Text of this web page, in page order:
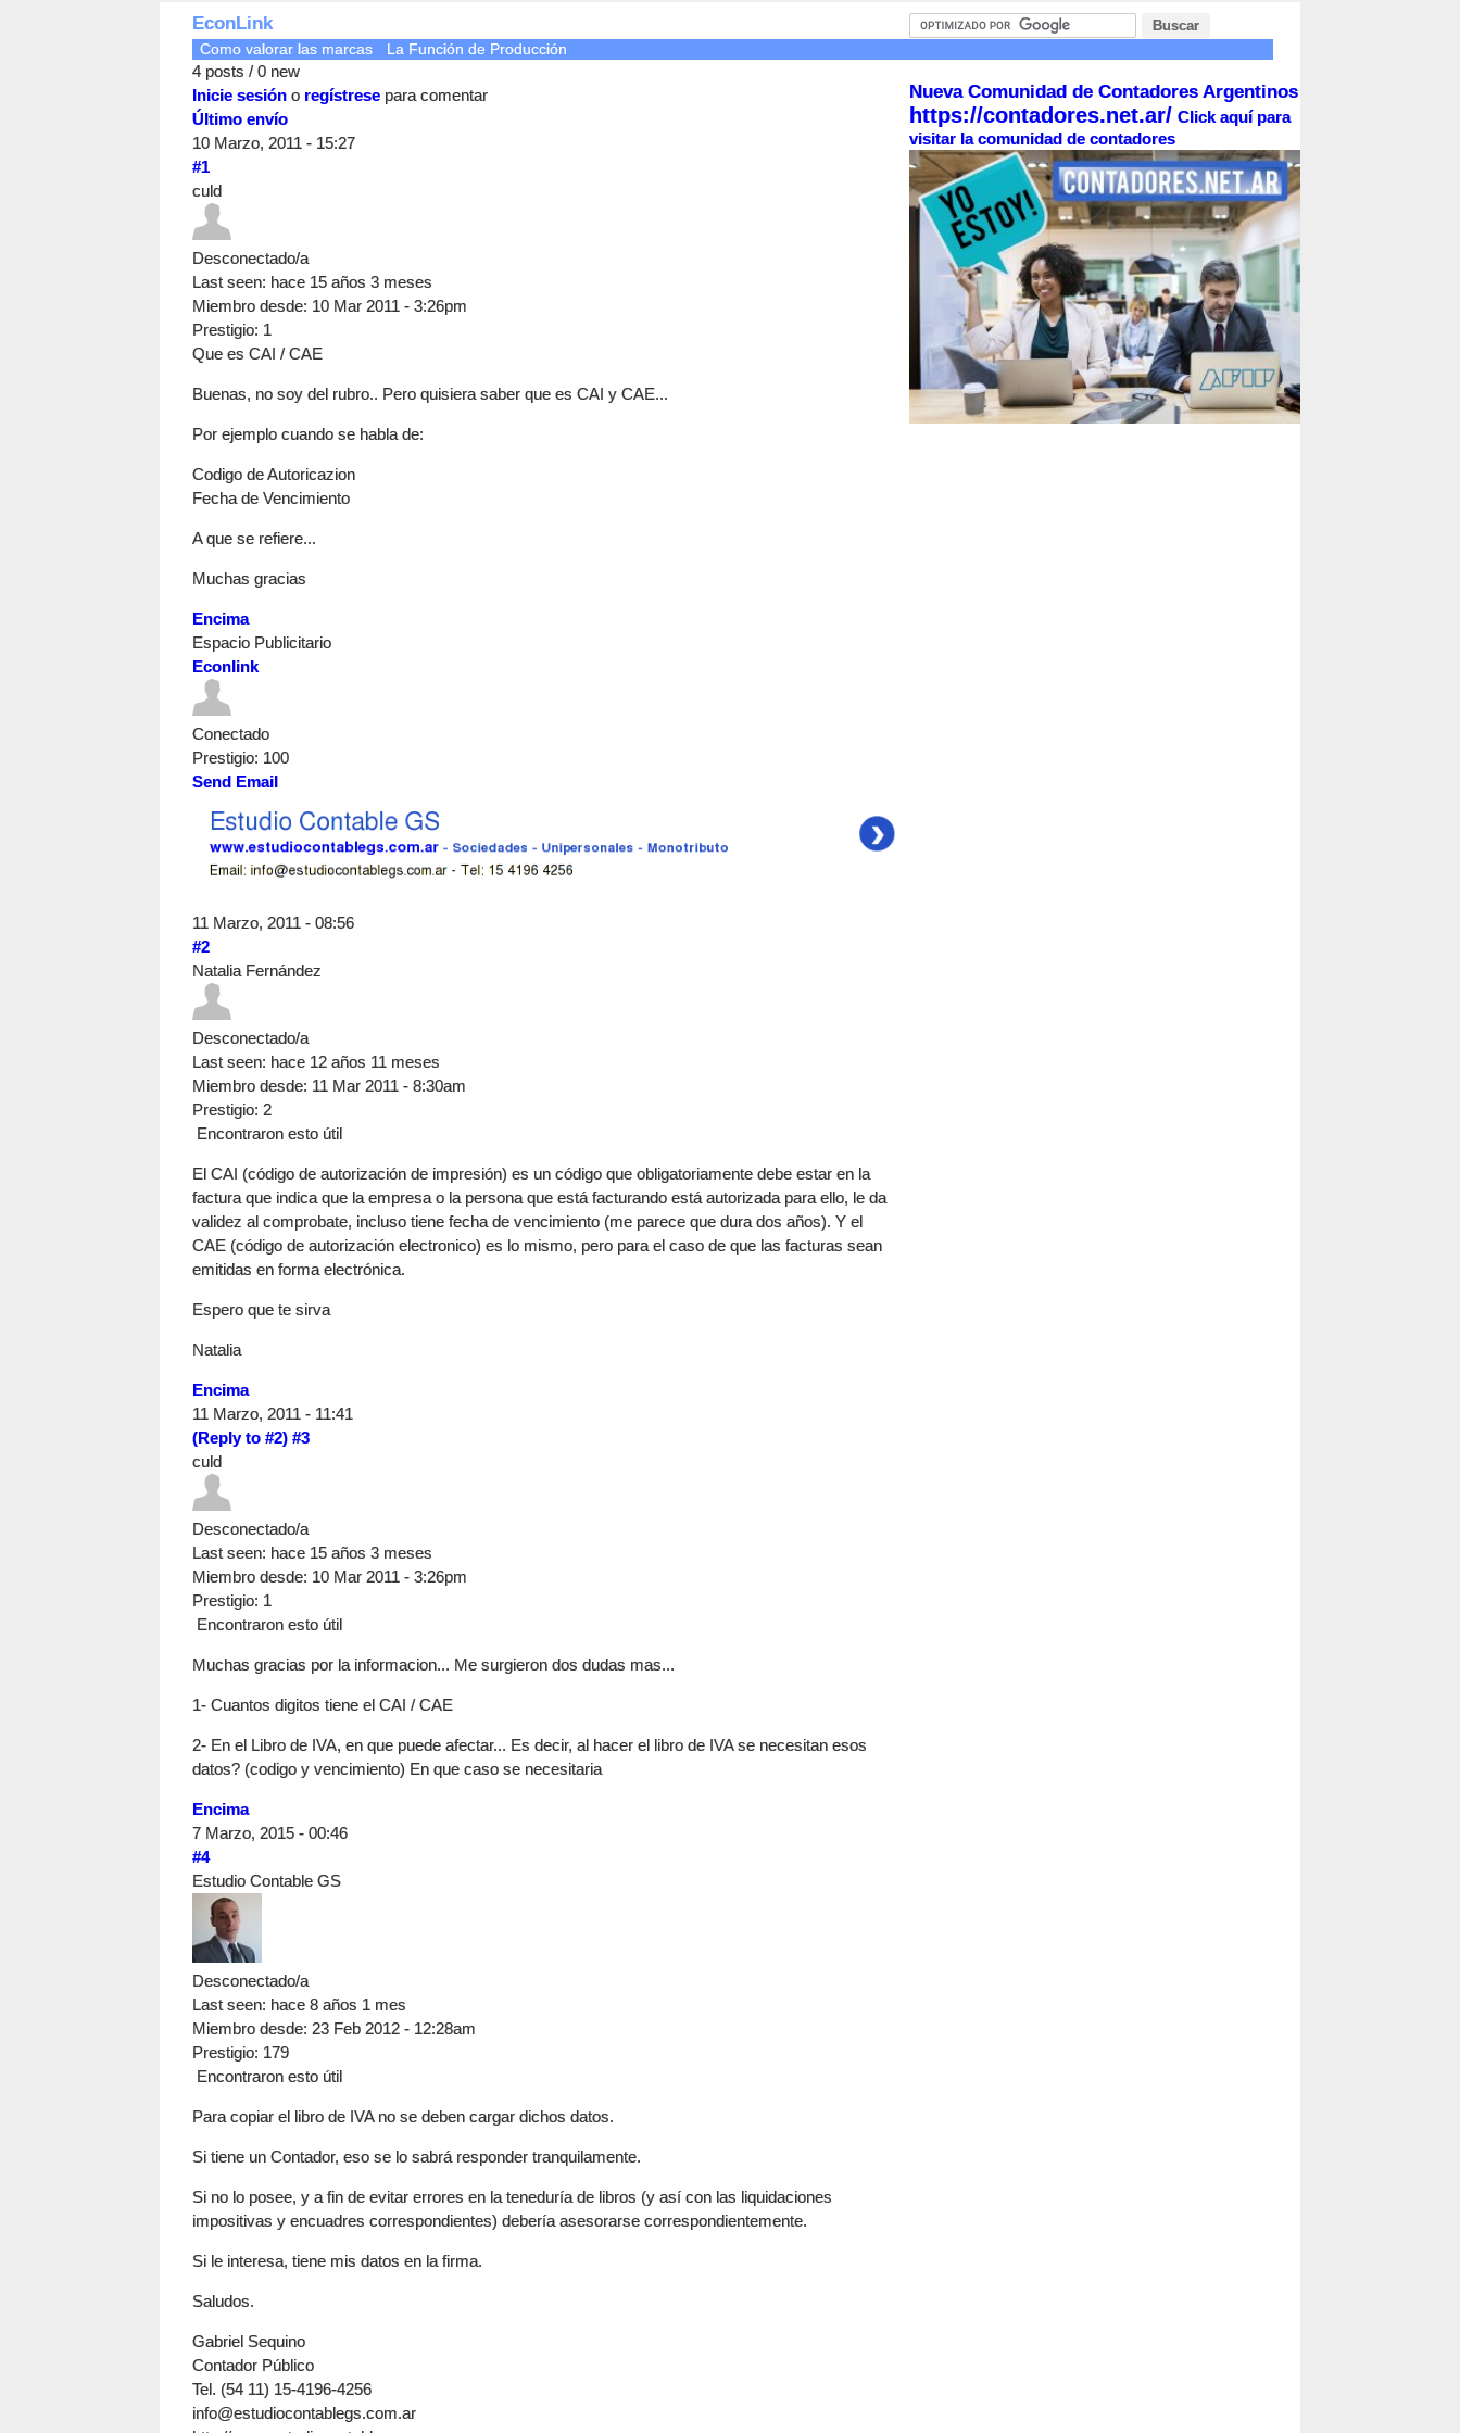
EconLink
Como valorar las marcas La Función de Producción
4 posts / 0 new
Inicie sesión o regístrese para comentar
Último envío
10 Marzo, 2011 - 15:27
#1
culd
Desconectado/a
Last seen: hace 15 años 3 meses
Miembro desde: 10 Mar 2011 - 3:26pm
Prestigio: 1
Que es CAI / CAE
Buenas, no soy del rubro.. Pero quisiera saber que es CAI y CAE...
Por ejemplo cuando se habla de:
Codigo de Autoricazion
Fecha de Vencimiento
A que se refiere...
Muchas gracias
Encima
Espacio Publicitario
Econlink
Conectado
Prestigio: 100
Send Email
11 Marzo, 2011 - 08:56
#2
Natalia Fernández
Desconectado/a
Last seen: hace 12 años 11 meses
Miembro desde: 11 Mar 2011 - 8:30am
Prestigio: 2
Encontraron esto útil
El CAI (código de autorización de impresión) es un código que obligatoriamente debe estar en la
factura que indica que la empresa o la persona que está facturando está autorizada para ello, le da
validez al comprobate, incluso tiene fecha de vencimiento (me parece que dura dos años). Y el
CAE (código de autorización electronico) es lo mismo, pero para el caso de que las facturas sean
emitidas en forma electrónica.
Espero que te sirva
Natalia
Encima
11 Marzo, 2011 - 11:41
(Reply to #2) #3
culd
Desconectado/a
Last seen: hace 15 años 3 meses
Miembro desde: 10 Mar 2011 - 3:26pm
Prestigio: 1
Encontraron esto útil
Muchas gracias por la informacion... Me surgieron dos dudas mas...
1- Cuantos digitos tiene el CAI / CAE
2- En el Libro de IVA, en que puede afectar... Es decir, al hacer el libro de IVA se necesitan esos
datos? (codigo y vencimiento) En que caso se necesitaria
Encima
7 Marzo, 2015 - 00:46
#4
Estudio Contable GS
Desconectado/a
Last seen: hace 8 años 1 mes
Miembro desde: 23 Feb 2012 - 12:28am
Prestigio: 179
Encontraron esto útil
Para copiar el libro de IVA no se deben cargar dichos datos.
Si tiene un Contador, eso se lo sabrá responder tranquilamente.
Si no lo posee, y a fin de evitar errores en la teneduría de libros (y así con las liquidaciones
impositivas y encuadres correspondientes) debería asesorarse correspondientemente.
Si le interesa, tiene mis datos en la firma.
Saludos.
Gabriel Sequino
Contador Público
Tel. (54 11) 15-4196-4256
info@estudiocontablegs.com.ar
Nueva Comunidad de Contadores Argentinos
https://contadores.net.ar/ Click aquí para
visitar la comunidad de contadores